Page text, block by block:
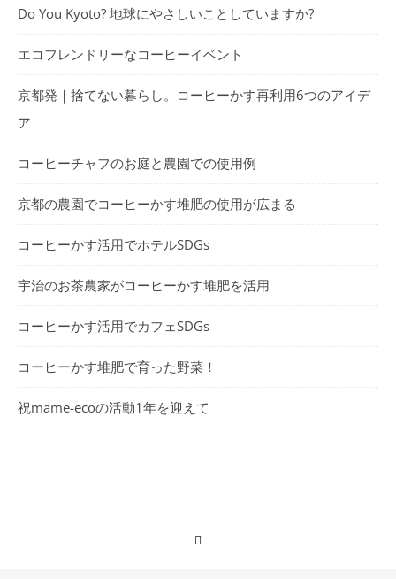
Do You Kyoto? 地球にやさしいことしていますか?
エコフレンドリーなコーヒーイベント
京都発｜捨てない暮らし。コーヒーかす再利用6つのアイデ
ア
コーヒーチャフのお庭と農園での使用例
京都の農園でコーヒーかす堆肥の使用が広まる
コーヒーかす活用でホテルSDGs
宇治のお茶農家がコーヒーかす堆肥を活用
コーヒーかす活用でカフェSDGs
コーヒーかす堆肥で育った野菜！
祝mame-ecoの活動1年を迎えて